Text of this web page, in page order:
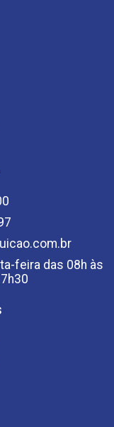
feira das 08h às